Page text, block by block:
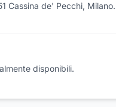
Cassina de' Pecchi,
disponibili.